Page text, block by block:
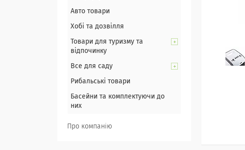
Авто товари
Хобі та дозвілля
Товари для туризму та
відпочинку
Все для саду
Рибальські товари
Басейни та комплектуючи до
них
Про компанію